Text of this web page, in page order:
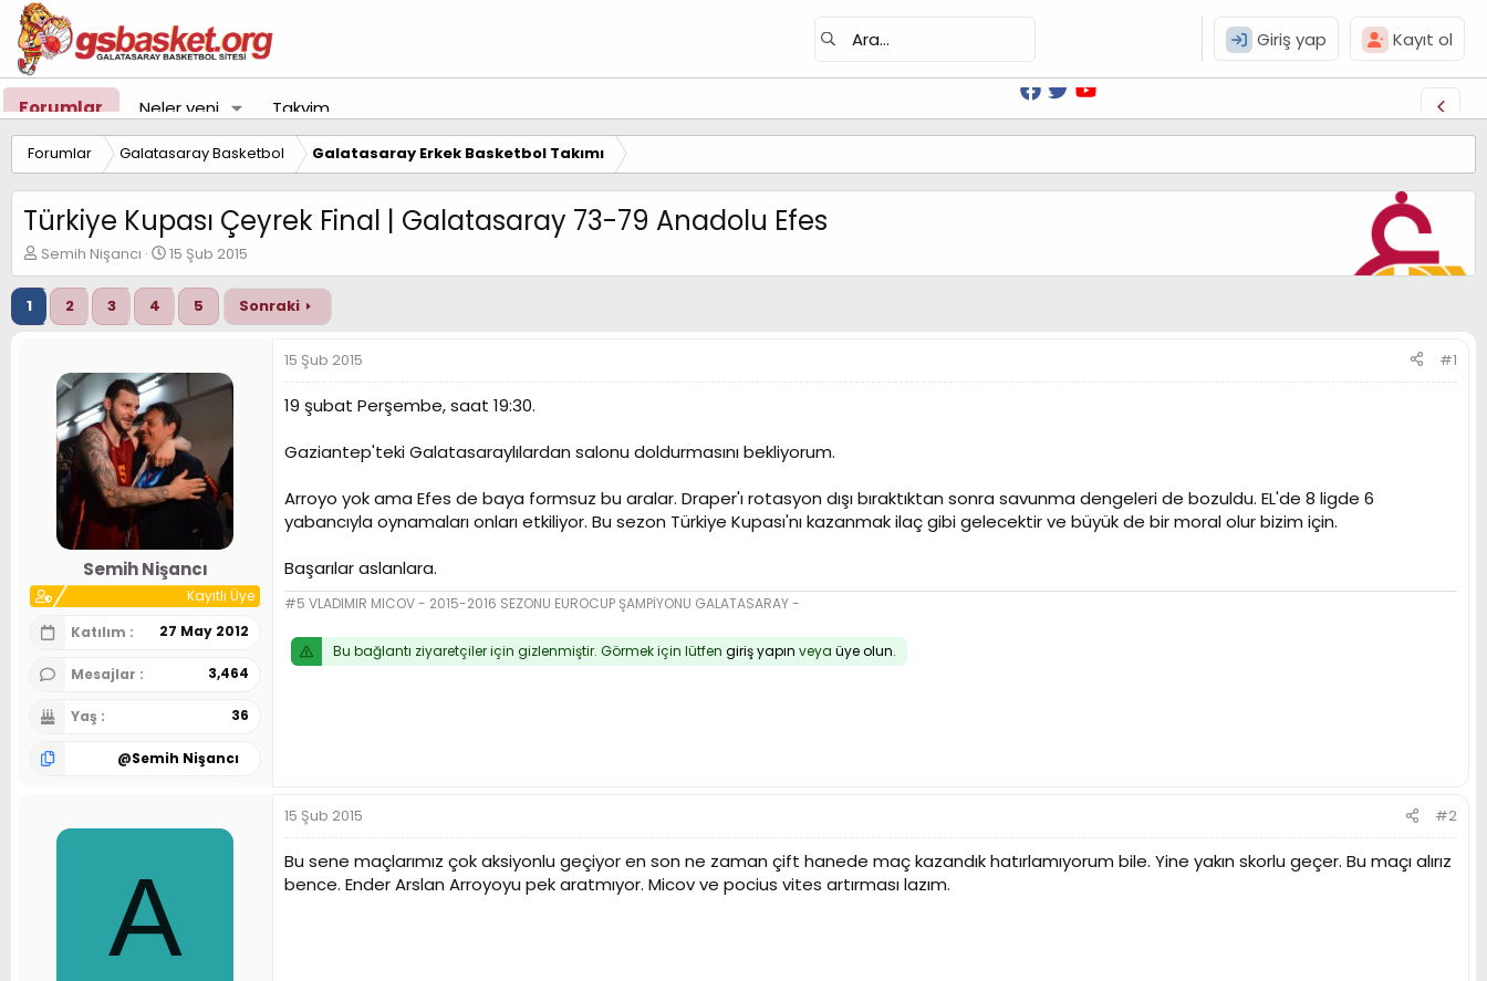
Giriş yap Kayıt ol
Forumlar Neler yeni Takvim
Forumlar Galatasaray Basketbol Galatasaray Erkek Basketbol Takımı
Türkiye Kupası Çeyrek Final | Galatasaray 73-79 Anadolu Efes
K
o
n
u
y
Semih Nişancı
B
a
ş
a
g
ı
ç
t
a
r
i
15 Şub 2015
1 2 3 4 5 Sonraki
Semih Nişancı
Kayıtlı Üye
Katılım
27 May 2012
Mesajlar 3,464
Yaş 36
@Semih Nişancı
15 Şub 2015 #1
19 şubat Perşembe, saat 19:30.
Gaziantep'teki Galatasaraylılardan salonu doldurmasını bekliyorum.
Arroyo yok ama Efes de baya formsuz bu aralar. Draper'ı rotasyon dışı bıraktıktan sonra savunma dengeleri de bozuldu. EL'de 8 ligde 6
yabancıyla oynamaları onları etkiliyor. Bu sezon Türkiye Kupası'nı kazanmak ilaç gibi gelecektir ve büyük de bir moral olur bizim için.
Başarılar aslanlara.
#5 VLADIMIR MICOV - 2015-2016 SEZONU EUROCUP ŞAMPİYONU GALATASARAY -
Bu bağlantı ziyaretçiler için gizlenmiştir. Görmek için lütfen giriş yapın veya üye olun.
A
15 Şub 2015 #2
Bu sene maçlarımız çok aksiyonlu geçiyor en son ne zaman çift hanede maç kazandık hatırlamıyorum bile. Yine yakın skorlu geçer. Bu maçı alırız
bence. Ender Arslan Arroyoyu pek aratmıyor. Micov ve pocius vites artırması lazım.